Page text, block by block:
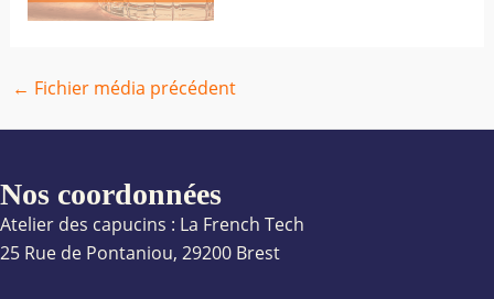
← Fichier média précédent
Nos coordonnées
Atelier des capucins : La French Tech
25 Rue de Pontaniou, 29200 Brest